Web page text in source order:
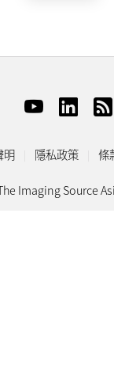
明 隱私政策 條
Imaging Source